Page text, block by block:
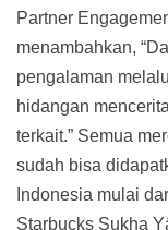
Partner
menambahkan,
pengalaman
hidangan
terkait.” Semua
sudah bisa
Indonesia mulai
Starbucks Sukha